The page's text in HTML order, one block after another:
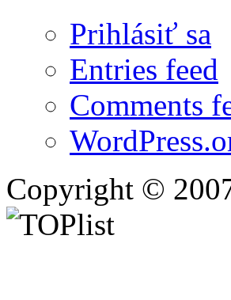
Prihlásiť sa
Entries feed
Comments
Copyright ©